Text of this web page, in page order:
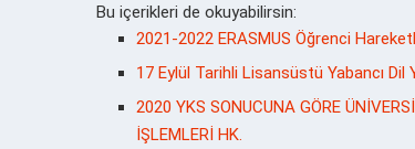
Bu içerikleri de okuyabilirsin:
2021-2022 ERASMUS Öğrenci
17 Eylül Tarihli Lisansüstü Yabancı Dil
2020 YKS SONUCUNA GÖRE
İŞLEMLERİ HK.